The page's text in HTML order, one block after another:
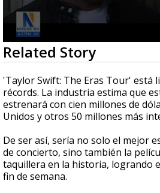
0
seconds
of
1
minute,
31
seconds
Related Story
'Taylor Swift: The Eras Tour' está
récords. La industria estima que
estrenará con cien millones de
Unidos y otros 50 millones más
De ser así, sería no solo el mejor
de concierto, sino también la
taquillera en la historia, logrando
fin de semana.